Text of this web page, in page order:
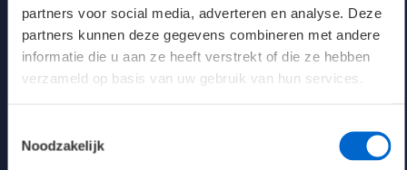
partners voor social media, adverteren en analyse. Deze
partners kunnen deze gegevens combineren met andere
informatie die u aan ze heeft verstrekt of die ze hebben
verzameld op basis van uw gebruik van hun services.
Noodzakelijk
Spanning 230V AC/DC
Kleur zilver